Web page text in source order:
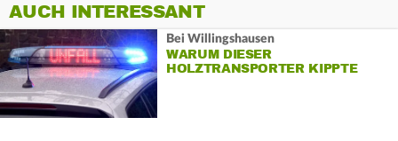
AUCH INTERESSANT
Bei Willingshausen
WARUM DIESER
HOLZTRANSPORTER KIPPTE